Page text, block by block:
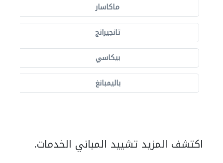
ماكاسار
تانجيرانج
بيكاسي
باليمبانغ
اكتشف المزيد تشييد المباني الخدمات.